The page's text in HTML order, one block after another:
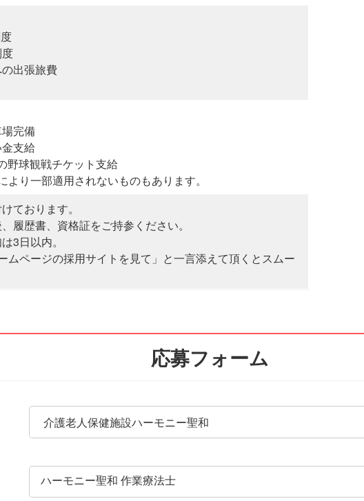
の出張旅費
場完備
金支給
野球観戦チケット支給
より一部適用されないものもあります。
ております。
履歴書、資格証をご持参ください。
3日以内。
ムページの採用サイトを見て」と一言添えて頂くとスムー
応募フォーム